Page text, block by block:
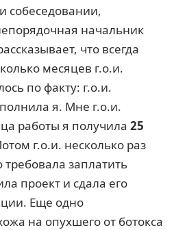
собеседовании,
начальник
что всегда
месяцев г.о.и.
по факту: г.о.и.
я. Мне г.о.и.
работы я получила 25
г.о.и. несколько раз
заплатить
проект и сдала его
Еще одно
на опухшего от ботокса